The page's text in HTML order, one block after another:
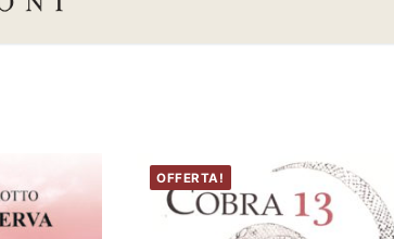
OFFERTA!